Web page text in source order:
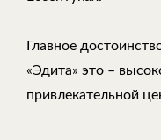
Главное
«Эдита» это –
привлекательной